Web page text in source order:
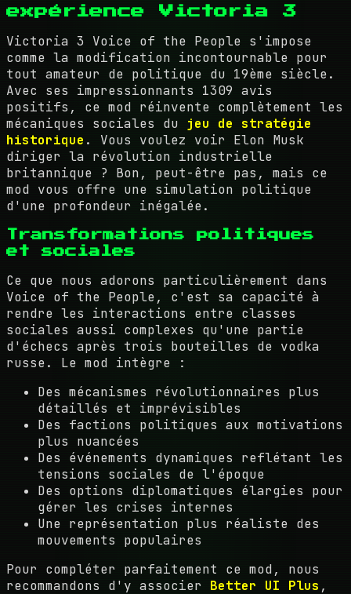
expérience Victoria 3
Victoria 3 Voice of the People s'impose
comme la modification incontournable pour
tout amateur de politique du 19ème siècle.
Avec ses impressionnants 1309 avis
positifs, ce mod réinvente complètement les
mécaniques sociales du jeu de stratégie
historique . Vous voulez voir Elon Musk
diriger la révolution industrielle
britannique ? Bon, peut-être pas, mais ce
mod vous offre une simulation politique
d'une profondeur inégalée.
Transformations politiques
et sociales
Ce que nous adorons particulièrement dans
Voice of the People, c'est sa capacité à
rendre les interactions entre classes
sociales aussi complexes qu'une partie
d'échecs après trois bouteilles de vodka
russe. Le mod intègre :
Des mécanismes révolutionnaires plus
détaillés et imprévisibles
Des factions politiques aux motivations
plus nuancées
Des événements dynamiques reflétant les
tensions sociales de l'époque
Des options diplomatiques élargies pour
gérer les crises internes
Une représentation plus réaliste des
mouvements populaires
Pour compléter parfaitement ce mod, nous
recommandons d'y associer Better UI Plus ,